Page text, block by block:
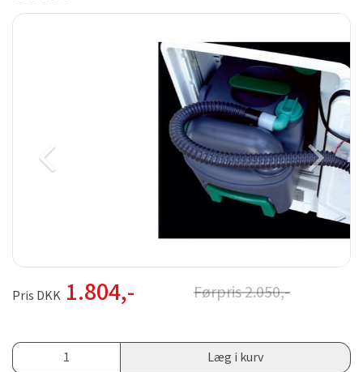
Pris DKK 1.804,- Førpris2.050,-
Læg i kurv